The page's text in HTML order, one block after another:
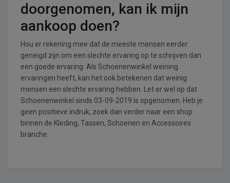
doorgenomen, kan ik mijn
aankoop doen?
Hou er rekening mee dat de meeste mensen eerder
geneigd zijn om een slechte ervaring op te schrijven dan
een goede ervaring. Als Schoenenwinkel weining
ervaringen heeft, kan het ook betekenen dat weinig
mensen een slechte ervaring hebben. Let er wel op dat
Schoenenwinkel sinds 03-09-2019 is opgenomen. Heb je
geen positieve indruk, zoek dan verder naar een shop
binnen de Kleding, Tassen, Schoenen en Accessoires
branche.